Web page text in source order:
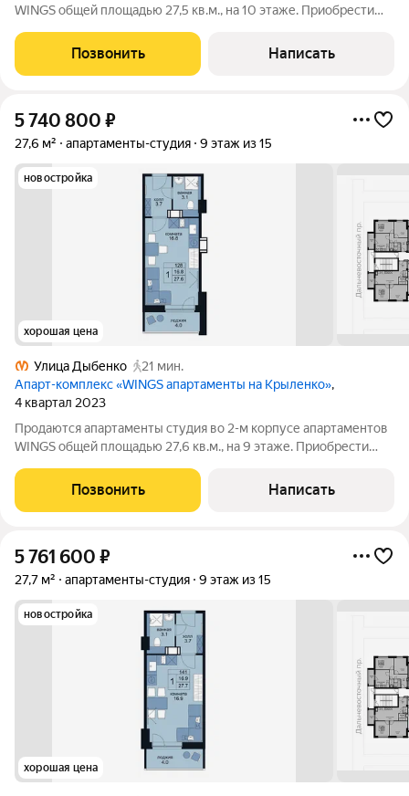
WINGS общей площадью 27,5 кв.м., на 10 этаже. Приобрести
лет. Комплекс апартаментов "WINGS" располагается по адресу
улица Крыленко,
Позвонить Написать
5 740 800 ₽
27,6 м² апартаменты-студия 9 этаж из 15
новостройка
хорошая цена
Улица Дыбенко
21 мин.
Апарт-комплекс «WINGS апартаменты на Крыленко»,
4 квартал 2023
Продаются апартаменты студия во 2-м корпусе апартаментов
WINGS общей площадью 27,6 кв.м., на 9 этаже. Приобрести
лет. Комплекс апартаментов "WINGS" располагается по адресу
улица Крыленко,
Позвонить Написать
5 761 600 ₽
27,7 м² апартаменты-студия 9 этаж из 15
новостройка
хорошая цена